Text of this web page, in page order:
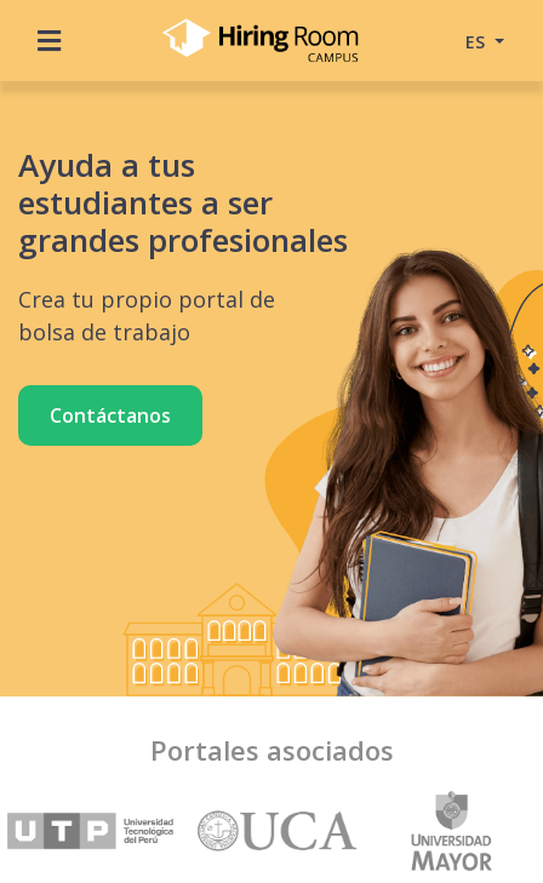
ES
Ayuda a tus
estudiantes a ser
grandes profesionales
Crea tu propio portal de
bolsa de trabajo
Contáctanos
Portales asociados